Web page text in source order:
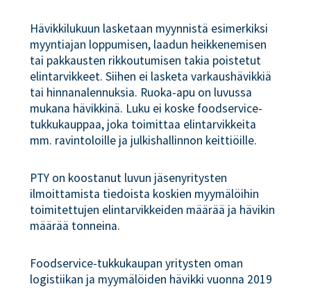
Hävikkilukuun lasketaan myynnistä esimerkiksi
myyntiajan loppumisen, laadun heikkenemisen
tai pakkausten rikkoutumisen takia poistetut
elintarvikkeet. Siihen ei lasketa varkaushävikkiä
tai hinnanalennuksia. Ruoka-apu on luvussa
mukana hävikkinä. Luku ei koske foodservice-
tukkukauppaa, joka toimittaa elintarvikkeita
mm. ravintoloille ja julkishallinnon keittiöille.
PTY on koostanut luvun jäsenyritysten
ilmoittamista tiedoista koskien myymälöihin
toimitettujen elintarvikkeiden määrää ja hävikin
määrää tonneina.
Foodservice-tukkukaupan yritysten oman
logistiikan ja myymälöiden hävikki vuonna 2019